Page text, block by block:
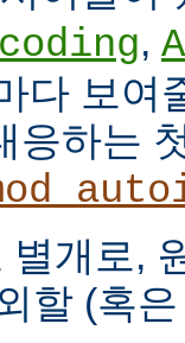
,
다 보여
응하는
별개로,
할 (혹